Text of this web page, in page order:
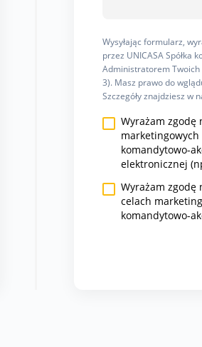
Wysyłając formularz,
przez UNICASA Spółka
Administratorem Twoich
3). Masz prawo do
Szczegóły znajdziesz w
Wyrażam zgodę
marketingowych
komandytowo-
elektronicznej
Wyrażam zgodę
celach
komandytowo-